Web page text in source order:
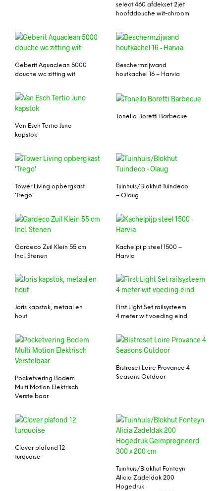
select 460 afdekset 2jet
hoofddouche wit-chroom
Geberit Aquaclean 5000
douche wc zitting wit
Beschermzijwand
houtkachel 16 – Harvia
Van Esch Tertio Juno
kapstok
Tonello Boretti Barbecue
Tower Living opbergkast
‘Trego’
Tuinhuis/Blokhut Tuindeco
– Olaug
Gardeco Zuil Klein 55 cm
Incl. Stenen
Kachelpijp steel 1500 –
Harvia
Joris kapstok, metaal en
hout
First Light Set railsysteem
4 meter wit voeding eind
Pocketvering Bodem
Multi Motion Elektrisch
Verstelbaar
Bistroset Loire Provance 4
Seasons Outdoor
Clover plafond 12
turquoise
Tuinhuis/Blokhut Fonteyn
Alicia Zadeldak 200
Hogedruk